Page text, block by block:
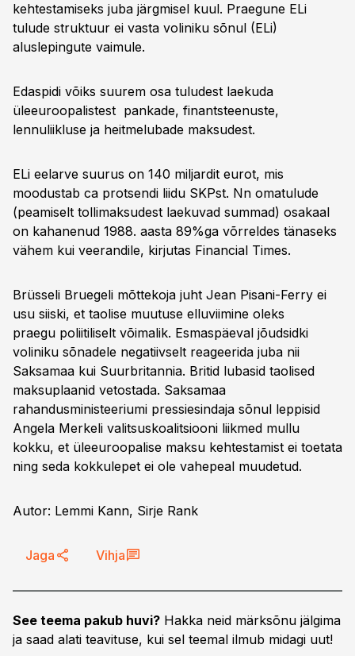
kehtestamiseks juba järgmisel kuul. Praegune ELi
tulude struktuur ei vasta voliniku sõnul (ELi)
aluslepingute vaimule.
Edaspidi võiks suurem osa tuludest laekuda
üleeuroopalistest pankade, finantsteenuste,
lennuliikluse ja heitmelubade maksudest.
ELi eelarve suurus on 140 miljardit eurot, mis
moodustab ca protsendi liidu SKPst. Nn omatulude
(peamiselt tollimaksudest laekuvad summad) osakaal
on kahanenud 1988. aasta 89%ga võrreldes tänaseks
vähem kui veerandile, kirjutas Financial Times.
Brüsseli Bruegeli mõttekoja juht Jean Pisani-Ferry ei
usu siiski, et taolise muutuse elluviimine oleks
praegu poliitiliselt võimalik. Esmaspäeval jõudsidki
voliniku sõnadele negatiivselt reageerida juba nii
Saksamaa kui Suurbritannia. Britid lubasid taolised
maksuplaanid vetostada. Saksamaa
rahandusministeeriumi pressiesindaja sõnul leppisid
Angela Merkeli valitsuskoalitsiooni liikmed mullu
kokku, et üleeuroopalise maksu kehtestamist ei toetata
ning seda kokkulepet ei ole vahepeal muudetud.
Autor: Lemmi Kann, Sirje Rank
Jaga Vihja
See teema pakub huvi? Hakka neid märksõnu jälgima
ja saad alati teavituse, kui sel teemal ilmub midagi uut!